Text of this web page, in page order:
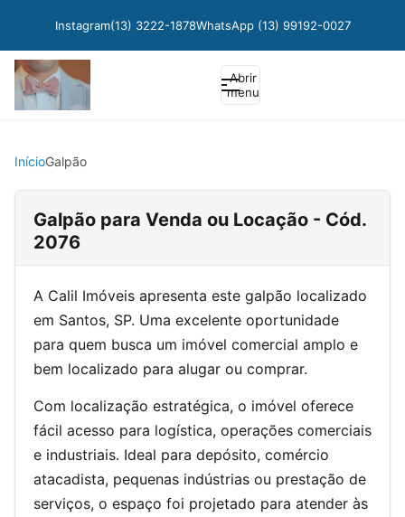
Instagram(13) 3222-1878WhatsApp (13) 99192-0027
Abrir
menu
InícioGalpão
Galpão para Venda ou Locação - Cód.
2076
A Calil Imóveis apresenta este galpão localizado
em Santos, SP. Uma excelente oportunidade
para quem busca um imóvel comercial amplo e
bem localizado para alugar ou comprar.
Com localização estratégica, o imóvel oferece
fácil acesso para logística, operações comerciais
e industriais. Ideal para depósito, comércio
atacadista, pequenas indústrias ou prestação de
serviços, o espaço foi projetado para atender às